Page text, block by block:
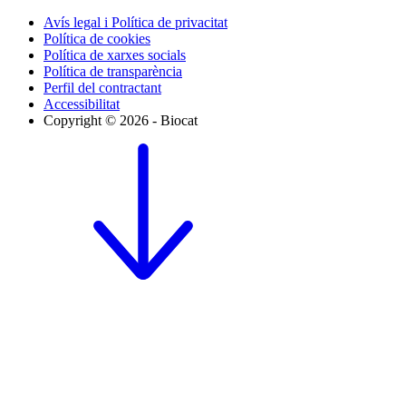
Avís legal i Política de privacitat
Política de cookies
Política de xarxes socials
Política de transparència
Perfil del contractant
Accessibilitat
Copyright © 2026 - Biocat